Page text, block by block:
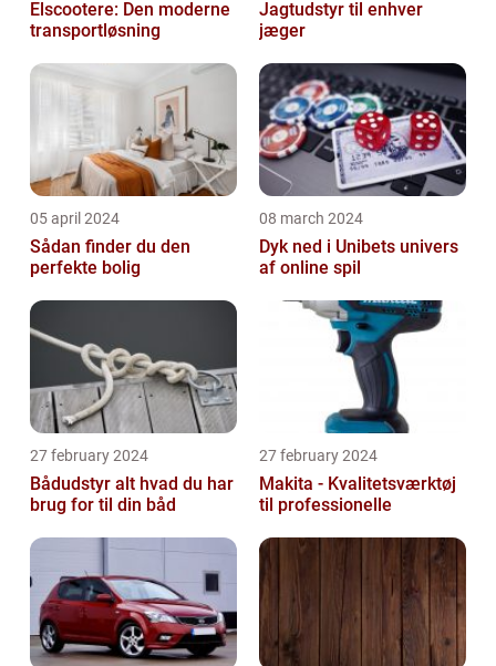
Elscootere: Den moderne
transportløsning
Jagtudstyr til enhver
jæger
05 april 2024
Sådan finder du den
perfekte bolig
08 march 2024
Dyk ned i Unibets univers
af online spil
27 february 2024
Bådudstyr alt hvad du har
brug for til din båd
27 february 2024
Makita - Kvalitetsværktøj
til professionelle